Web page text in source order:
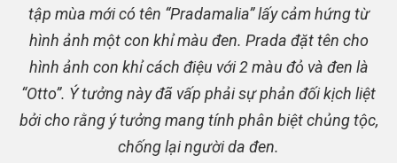
tập mùa mới có tên “Pradamalia” lấy cảm hứng từ
hình ảnh một con khỉ màu đen. Prada đặt tên cho
hình ảnh con khỉ cách điệu với 2 màu đỏ và đen là
“Otto”. Ý tưởng này đã vấp phải sự phản đối kịch liệt
bởi cho rằng ý tưởng mang tính phân biệt chủng tộc,
chống lại người da đen.